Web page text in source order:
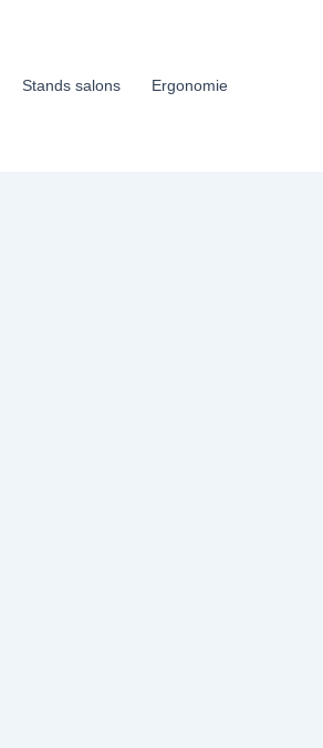
Stands salons Ergonomie